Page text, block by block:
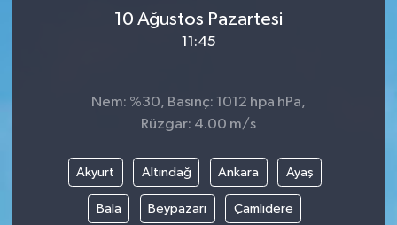
10 Ağustos Pazartesi
11:45
Nem: %30, Basınç: 1012 hpa hPa,
Rüzgar: 4.00 m/s
Akyurt Altındağ Ankara Ayaş
Bala Beypazarı Çamlıdere
Genel
Gündem